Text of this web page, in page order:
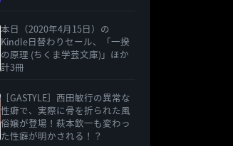
本日（2020年4月15日）の
Kindle日替わりセール、「一揆
の原理 (ちくま学芸文庫)」ほか
計3冊
［GASTYLE］西田敏行の異常な
性癖で、実際に骨を折られた風
俗嬢が登場！萩本欽一も変わっ
た性癖が明かされる！？